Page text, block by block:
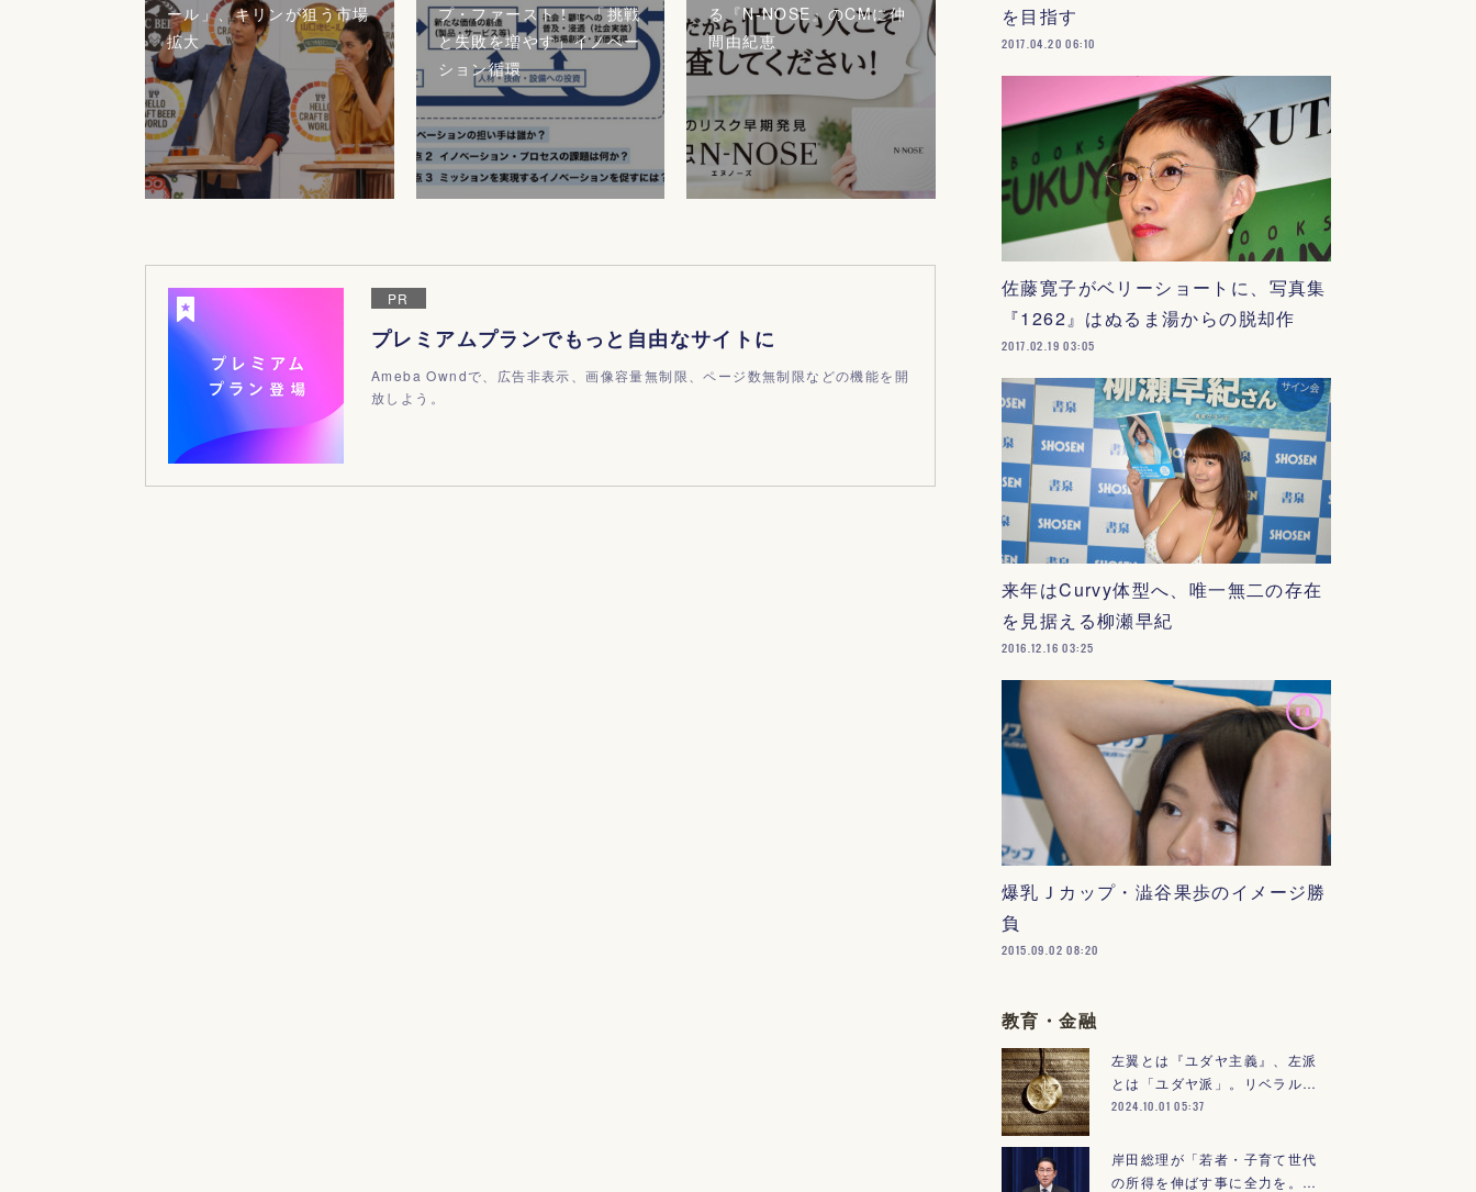
ール」、キリンが狙う市場
拡大
プ・ファースト！」「挑戦
と失敗を増やす」イノベー
ション循環
る『N-NOSE』のCMに仲
間由紀恵
PR
プレミアムプランでもっと自由なサイトに
Ameba Owndで、広告非表示、画像容量無制限、ページ数無制限などの機能を開
放しよう。
を目指す
2017.04.20 06:10
佐藤寛子がベリーショートに、写真集
『1262』はぬるま湯からの脱却作
2017.02.19 03:05
来年はCurvy体型へ、唯一無二の存在
を見据える柳瀬早紀
2016.12.16 03:25
爆乳Ｊカップ・澁谷果歩のイメージ勝
負
2015.09.02 08:20
教育・金融
左翼とは『ユダヤ主義』、左派
とは「ユダヤ派」。リベラル…
2024.10.01 05:37
岸田総理が「若者・子育て世代
の所得を伸ばす事に全力を。…